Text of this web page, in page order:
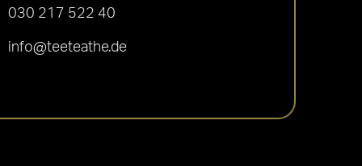
030 217 522 40
info@teeteathe.de